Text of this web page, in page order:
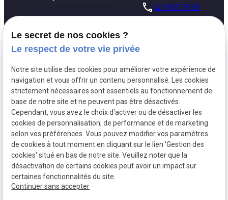
phone01 48 87 76 90
schedule
09h30 - 18h00
Mentions légales
Politique de
confidentialité
Gestion
des
cookies
Siret:30581584700010
Le secret de nos cookies ?
Le respect de votre vie privée
Notre site utilise des cookies pour améliorer votre expérience de
navigation et vous offrir un contenu personnalisé. Les cookies
strictement nécessaires sont essentiels au fonctionnement de
base de notre site et ne peuvent pas être désactivés.
Cependant, vous avez le choix d'activer ou de désactiver les
cookies de personnalisation, de performance et de marketing
selon vos préférences. Vous pouvez modifier vos paramètres
de cookies à tout moment en cliquant sur le lien 'Gestion des
cookies' situé en bas de notre site. Veuillez noter que la
désactivation de certains cookies peut avoir un impact sur
certaines fonctionnalités du site.
Continuer sans accepter